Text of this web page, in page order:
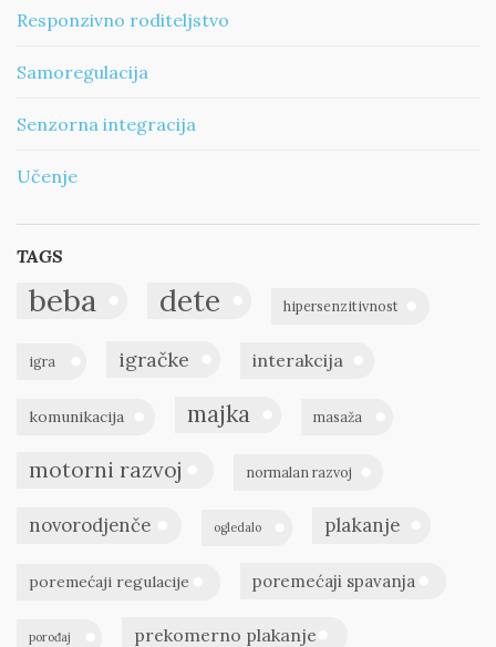
Responzivno roditeljstvo
Samoregulacija
Senzorna integracija
Učenje
TAGS
beba dete hipersenzitivnost
igra igračke interakcija
komunikacija majka masaža
motorni razvoj normalan razvoj
novorodjenče ogledalo plakanje
poremećaji regulacije poremećaji spavanja
porođaj prekomerno plakanje